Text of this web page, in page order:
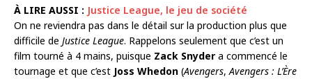
À LIRE AUSSI : Justice League, le jeu de société
On ne reviendra pas dans le détail sur la production plus que
difficile de Justice League. Rappelons seulement que c’est un
film tourné à 4 mains, puisque Zack Snyder a commencé le
tournage et que c’est Joss Whedon (Avengers,Avengers : L’Ère